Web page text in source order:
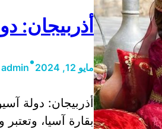
أذربيجان:
مايو 12, 2024 •
admin
أذربيجان: دولة
بقارة آسيا،